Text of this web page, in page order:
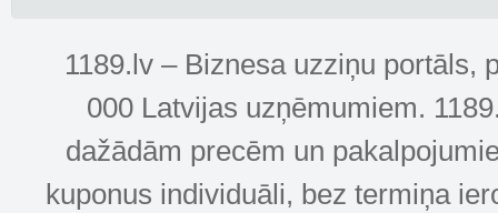
1189.lv – Biznesa uzziņu portāls,
000 Latvijas uzņēmumiem.
dažādām precēm un
kuponus individuāli, bez termiņa